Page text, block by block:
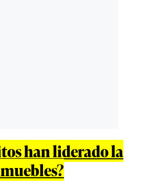
han liderado la